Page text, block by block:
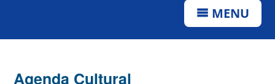
MENU
Agenda Cultural